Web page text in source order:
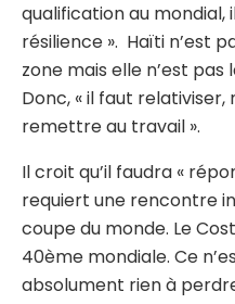
qualification au
résilience ». Haïti n’est
zone mais elle n’est pas
Donc, « il faut relativiser,
remettre au travail ».
Il croit qu’il faudra «
requiert une rencontre
coupe du monde. Le
40ème mondiale. Ce
absolument rien à